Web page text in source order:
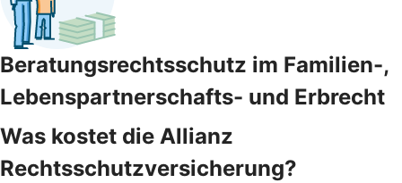
Beratungsrechtsschutz im Familien-,
Lebenspartnerschafts- und Erbrecht
Was kostet die Allianz
Rechtsschutzversicherung?